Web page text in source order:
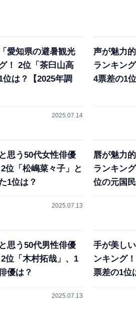
愛知県の避暑観光
！ 2位「茶臼山高
は？【2025年調
2025.07.14
声が魅力
ランキン
4票差の1
思う50代女性俳優
位「松嶋菜々子」と
1位は？
2025.07.13
唇が魅力
ランキン
位の元国
思う50代男性俳優
位「木村拓哉」、1
優は？
2025.07.13
手が美し
ンキング
票差の1位